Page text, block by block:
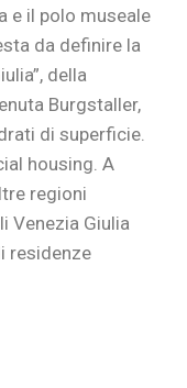
e il polo museale
da definire la
della
Burgstaller,
di superficie.
housing. A
regioni
Venezia Giulia
residenze